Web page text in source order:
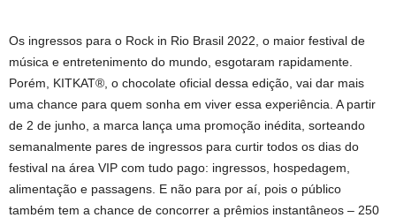
Os ingressos para o Rock in Rio Brasil 2022, o maior festival de
música e entretenimento do mundo, esgotaram rapidamente.
Porém, KITKAT®, o chocolate oficial dessa edição, vai dar mais
uma chance para quem sonha em viver essa experiência. A partir
de 2 de junho, a marca lança uma promoção inédita, sorteando
semanalmente pares de ingressos para curtir todos os dias do
festival na área VIP com tudo pago: ingressos, hospedagem,
alimentação e passagens. E não para por aí, pois o público
também tem a chance de concorrer a prêmios instantâneos – 250